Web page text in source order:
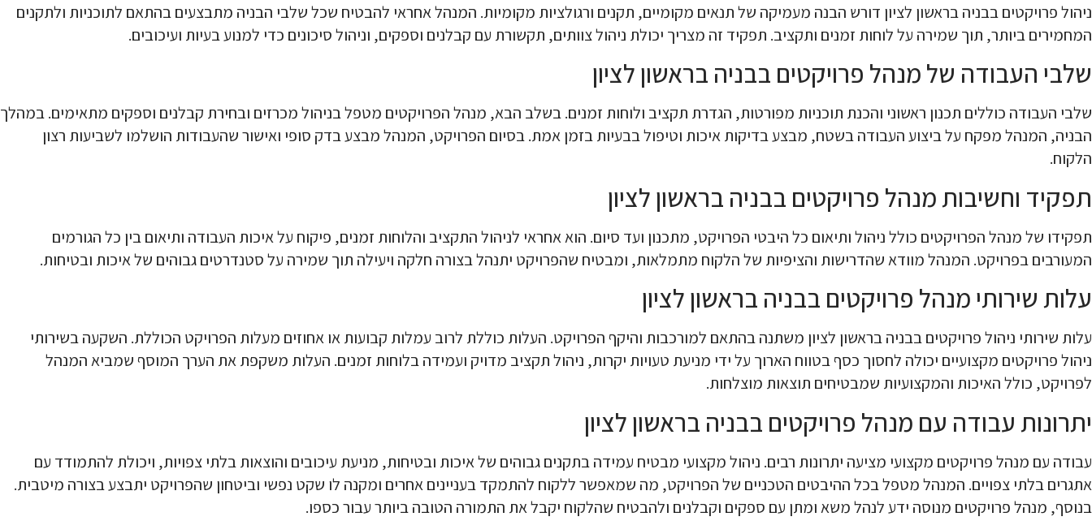
ניהול פרויקטים בבניה בראשון לציון דורש הבנה מעמיקה של תנאים מקומיים, תקנים ורגולציות מקומיות. המנהל אחראי להבטיח שכל שלבי הבניה מתבצעים בהתאם לתוכניות ולתקנים
המחמירים ביותר, תוך שמירה על לוחות זמנים ותקציב. תפקיד זה מצריך יכולת ניהול צוותים, תקשורת עם קבלנים וספקים, וניהול סיכונים כדי למנוע בעיות ועיכובים.
שלבי העבודה של מנהל פרויקטים בבניה בראשון לציון
שלבי העבודה כוללים תכנון ראשוני והכנת תוכניות מפורטות, הגדרת תקציב ולוחות זמנים. בשלב הבא, מנהל הפרויקטים מטפל בניהול מכרזים ובחירת קבלנים וספקים מתאימים. במהלך
הבניה, המנהל מפקח על ביצוע העבודה בשטח, מבצע בדיקות איכות וטיפול בבעיות בזמן אמת. בסיום הפרויקט, המנהל מבצע בדק סופי ואישור שהעבודות הושלמו לשביעות רצון
הלקוח.
תפקיד וחשיבות מנהל פרויקטים בבניה בראשון לציון
תפקידו של מנהל הפרויקטים כולל ניהול ותיאום כל היבטי הפרויקט, מתכנון ועד סיום. הוא אחראי לניהול התקציב והלוחות זמנים, פיקוח על איכות העבודה ותיאום בין כל הגורמים
המעורבים בפרויקט. המנהל מוודא שהדרישות והציפיות של הלקוח מתמלאות, ומבטיח שהפרויקט יתנהל בצורה חלקה ויעילה תוך שמירה על סטנדרטים גבוהים של איכות ובטיחות.
עלות שירותי מנהל פרויקטים בבניה בראשון לציון
עלות שירותי ניהול פרויקטים בבניה בראשון לציון משתנה בהתאם למורכבות והיקף הפרויקט. העלות כוללת לרוב עמלות קבועות או אחוזים מעלות הפרויקט הכוללת. השקעה בשירותי
ניהול פרויקטים מקצועיים יכולה לחסוך כסף בטווח הארוך על ידי מניעת טעויות יקרות, ניהול תקציב מדויק ועמידה בלוחות זמנים. העלות משקפת את הערך המוסף שמביא המנהל
לפרויקט, כולל האיכות והמקצועיות שמבטיחים תוצאות מוצלחות.
יתרונות עבודה עם מנהל פרויקטים בבניה בראשון לציון
עבודה עם מנהל פרויקטים מקצועי מציעה יתרונות רבים. ניהול מקצועי מבטיח עמידה בתקנים גבוהים של איכות ובטיחות, מניעת עיכובים והוצאות בלתי צפויות, ויכולת להתמודד עם
אתגרים בלתי צפויים. המנהל מטפל בכל ההיבטים הטכניים של הפרויקט, מה שמאפשר ללקוח להתמקד בעניינים אחרים ומקנה לו שקט נפשי וביטחון שהפרויקט יתבצע בצורה מיטבית.
בנוסף, מנהל פרויקטים מנוסה ידע לנהל משא ומתן עם ספקים וקבלנים ולהבטיח שהלקוח יקבל את התמורה הטובה ביותר עבור כספו.